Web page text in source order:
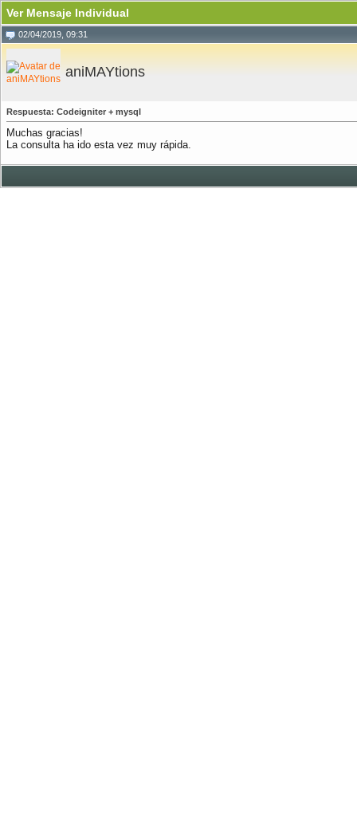
Ver Mensaje Individual
02/04/2019, 09:31
aniMAYtions
Respuesta: Codeigniter + mysql
Muchas gracias!
La consulta ha ido esta vez muy rápida.